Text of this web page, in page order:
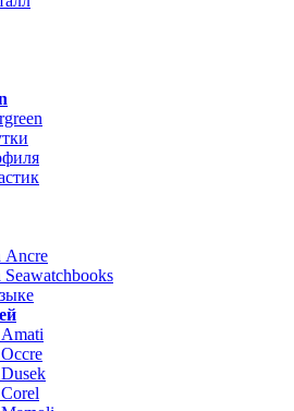
Ancre
Seawatchbooks